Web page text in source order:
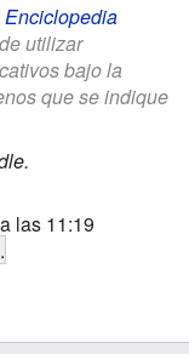
Enciclopedia
utilizar
bajo la
que se indique
las 11:19
.